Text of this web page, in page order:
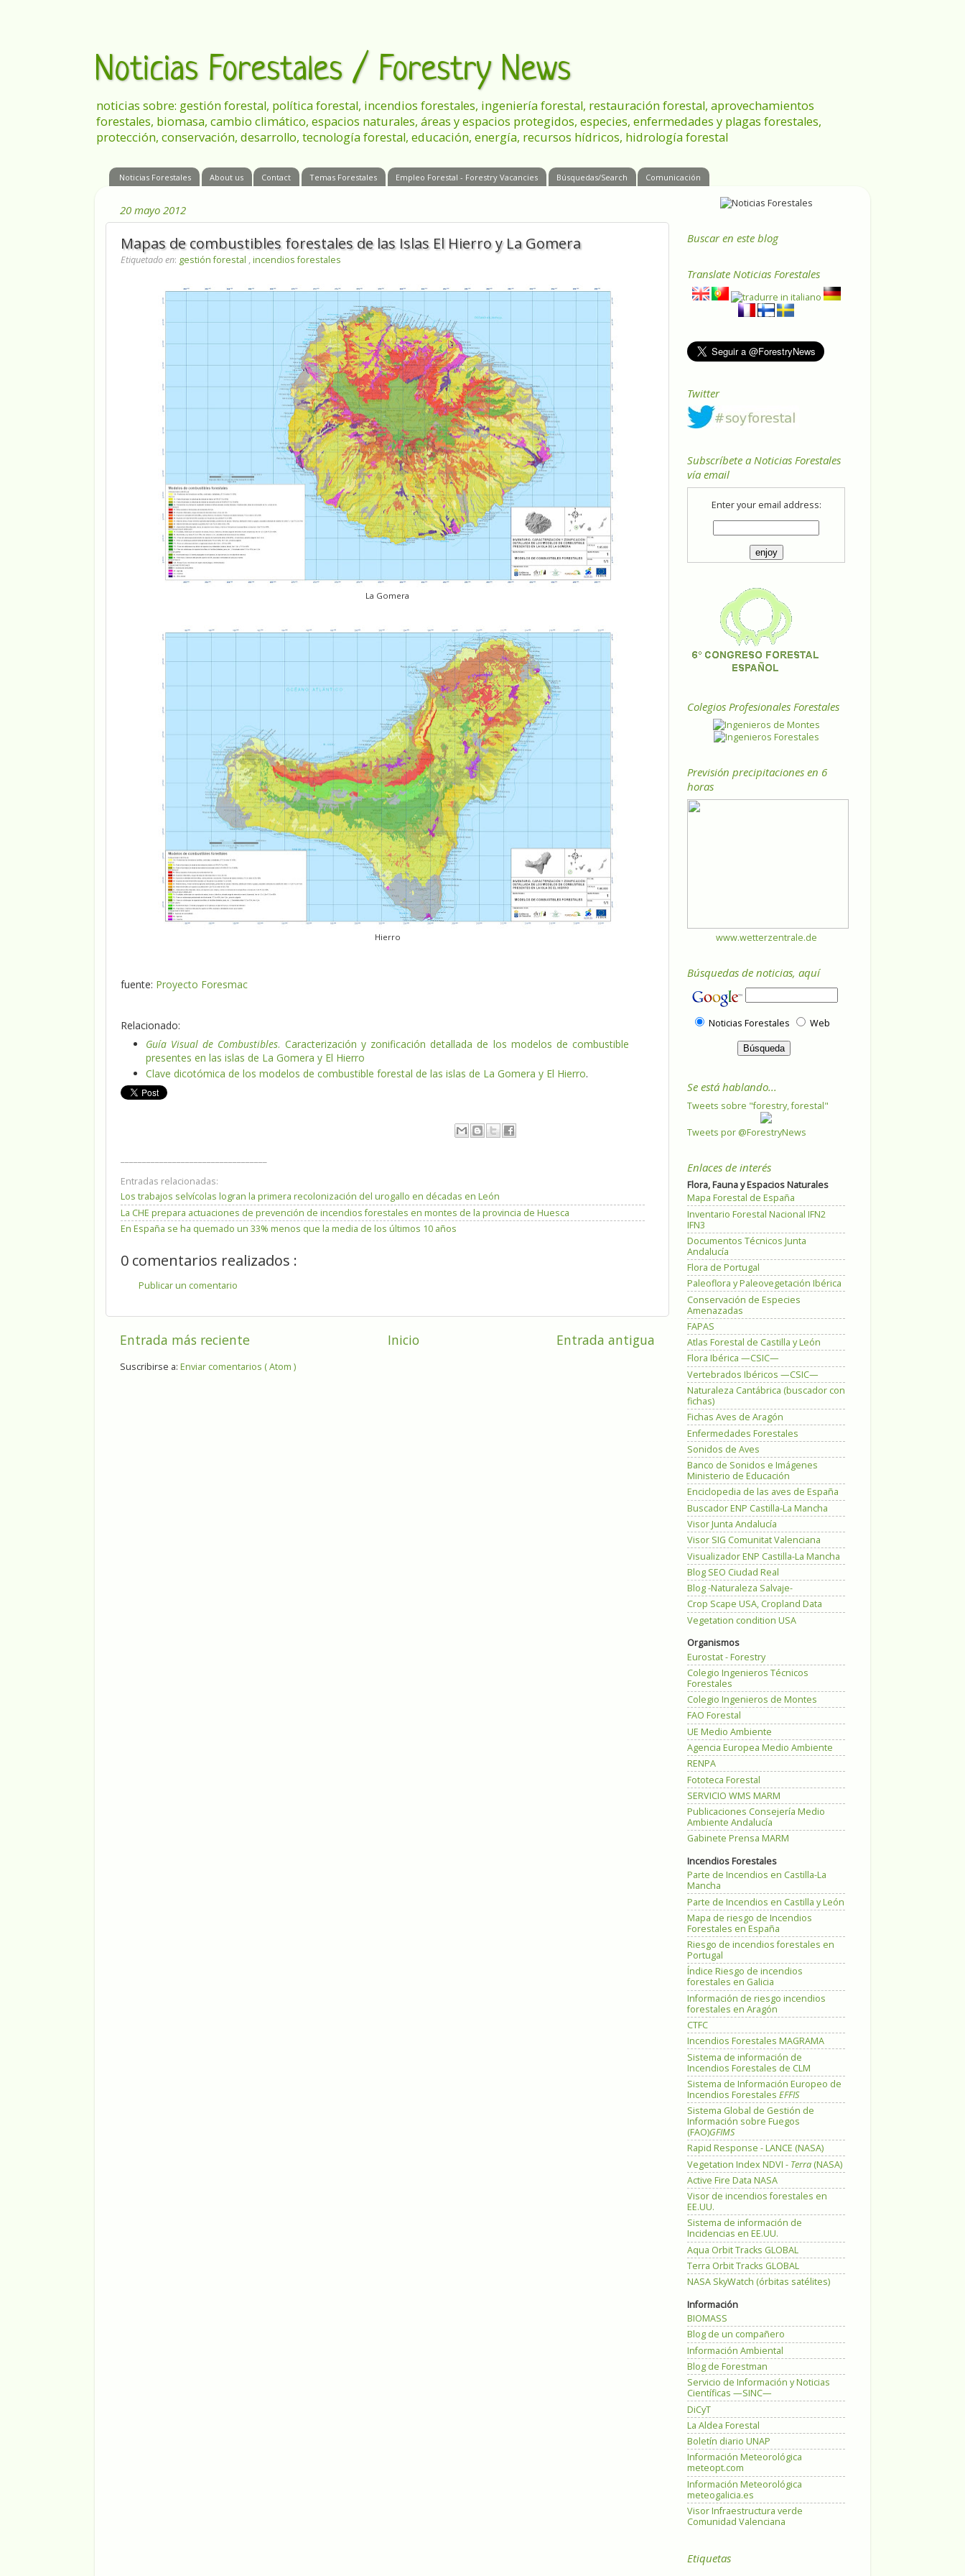
Noticias Forestales / Forestry News
noticias sobre: gestión forestal, política forestal, incendios forestales, ingeniería forestal, restauración forestal, aprovechamientos
forestales, biomasa, cambio climático, espacios naturales, áreas y espacios protegidos, especies, enfermedades y plagas forestales,
protección, conservación, desarrollo, tecnología forestal, educación, energía, recursos hídricos, hidrología forestal
Noticias Forestales About us Contact Temas Forestales Empleo Forestal - Forestry Vacancies Búsquedas/Search Comunicación
20 mayo 2012
Mapas de combustibles forestales de las Islas El Hierro y La Gomera
Etiquetado en: gestión forestal , incendios forestales
La Gomera
Hierro
fuente: Proyecto Foresmac
Relacionado:
Guía Visual de Combustibles. Caracterización y zonificación detallada de los modelos de combustible
presentes en las islas de La Gomera y El Hierro
Clave dicotómica de los modelos de combustible forestal de las islas de La Gomera y El Hierro.
Entradas relacionadas:
Los trabajos selvícolas logran la primera recolonización del urogallo en décadas en León
La CHE prepara actuaciones de prevención de incendios forestales en montes de la provincia de Huesca
En España se ha quemado un 33% menos que la media de los últimos 10 años
0 comentarios realizados :
Publicar un comentario
Entrada más reciente Entrada antigua
Inicio
Suscribirse a: Enviar comentarios ( Atom )
Buscar en este blog
Translate Noticias Forestales
Twitter
Subscríbete a Noticias Forestales
vía email
Enter your email address:
Colegios Profesionales Forestales
Previsión precipitaciones en 6
horas
www.wetterzentrale.de
Búsquedas de noticias, aquí
Noticias Forestales Web
Se está hablando...
Tweets sobre "forestry, forestal"
Tweets por @ForestryNews
Enlaces de interés
Flora, Fauna y Espacios Naturales
Mapa Forestal de España
Inventario Forestal Nacional IFN2
IFN3
Documentos Técnicos Junta
Andalucía
Flora de Portugal
Paleoflora y Paleovegetación Ibérica
Conservación de Especies
Amenazadas
FAPAS
Atlas Forestal de Castilla y León
Flora Ibérica —CSIC—
Vertebrados Ibéricos —CSIC—
Naturaleza Cantábrica (buscador con
fichas)
Fichas Aves de Aragón
Enfermedades Forestales
Sonidos de Aves
Banco de Sonidos e Imágenes
Ministerio de Educación
Enciclopedia de las aves de España
Buscador ENP Castilla-La Mancha
Visor Junta Andalucía
Visor SIG Comunitat Valenciana
Visualizador ENP Castilla-La Mancha
Blog SEO Ciudad Real
Blog -Naturaleza Salvaje-
Crop Scape USA, Cropland Data
Vegetation condition USA
Organismos
Eurostat - Forestry
Colegio Ingenieros Técnicos
Forestales
Colegio Ingenieros de Montes
FAO Forestal
UE Medio Ambiente
Agencia Europea Medio Ambiente
RENPA
Fototeca Forestal
SERVICIO WMS MARM
Publicaciones Consejería Medio
Ambiente Andalucía
Gabinete Prensa MARM
Incendios Forestales
Parte de Incendios en Castilla-La
Mancha
Parte de Incendios en Castilla y León
Mapa de riesgo de Incendios
Forestales en España
Riesgo de incendios forestales en
Portugal
Índice Riesgo de incendios
forestales en Galicia
Información de riesgo incendios
forestales en Aragón
CTFC
Incendios Forestales MAGRAMA
Sistema de información de
Incendios Forestales de CLM
Sistema de Información Europeo de
Incendios Forestales EFFIS
Sistema Global de Gestión de
Información sobre Fuegos
(FAO)GFIMS
Rapid Response - LANCE (NASA)
Vegetation Index NDVI - Terra (NASA)
Active Fire Data NASA
Visor de incendios forestales en
EE.UU.
Sistema de información de
Incidencias en EE.UU.
Aqua Orbit Tracks GLOBAL
Terra Orbit Tracks GLOBAL
NASA SkyWatch (órbitas satélites)
Información
BIOMASS
Blog de un compañero
Información Ambiental
Blog de Forestman
Servicio de Información y Noticias
Científicas —SINC—
DiCyT
La Aldea Forestal
Boletín diario UNAP
Información Meteorológica
meteopt.com
Información Meteorológica
meteogalicia.es
Visor Infraestructura verde
Comunidad Valenciana
Etiquetas